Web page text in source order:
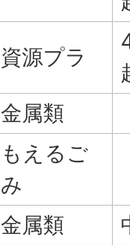
資源プラ
金属類
もえるご
み
金属類